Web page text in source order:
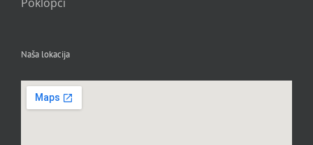
Naša lokacija